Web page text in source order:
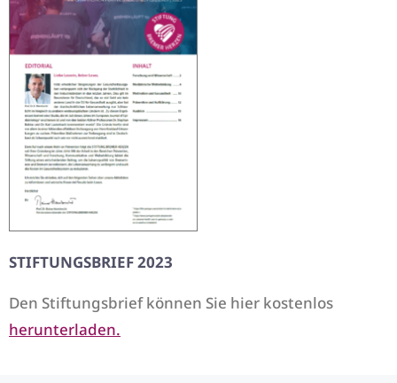
STIFTUNGSBRIEF 2023
Den Stiftungsbrief können Sie hier kostenlos
herunterladen.